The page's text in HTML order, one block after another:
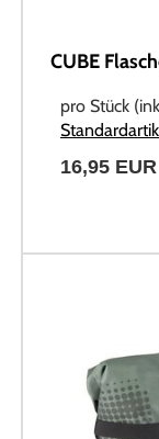
CUBE
pro Stück
16,95 EUR